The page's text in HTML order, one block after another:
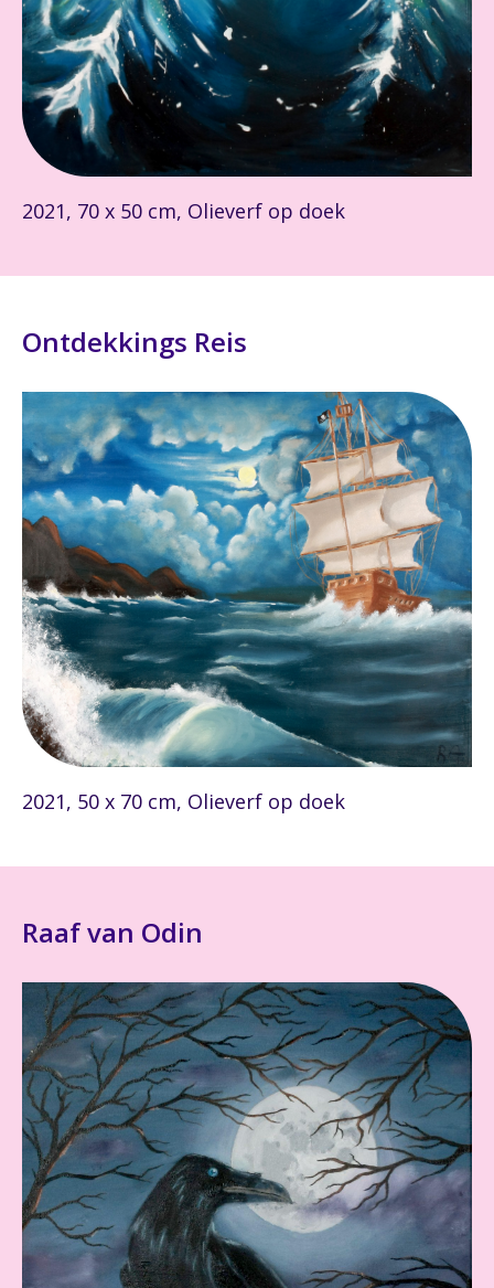
2021, 70 x 50 cm, Olieverf op doek
Ontdekkings Reis
2021, 50 x 70 cm, Olieverf op doek
Raaf van Odin